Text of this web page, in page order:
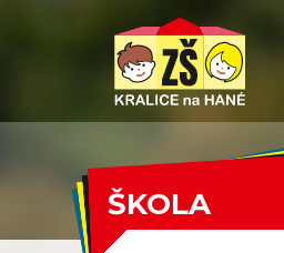
ŠKOLA